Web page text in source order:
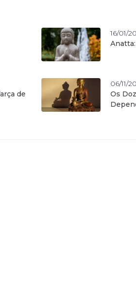
16/01/
de
06/11/
Os